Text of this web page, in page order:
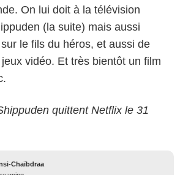
On lui doit à la télévision
(la suite) mais aussi
le fils du héros, et aussi de
vidéo. Et très bientôt un film
quittent Netflix le 31
Chaïbdraa